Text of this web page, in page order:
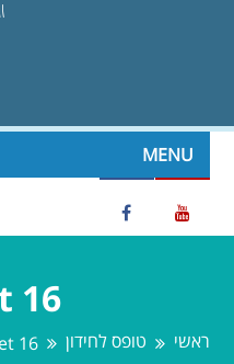
MENU
16
ראשי טופס לחידון 16